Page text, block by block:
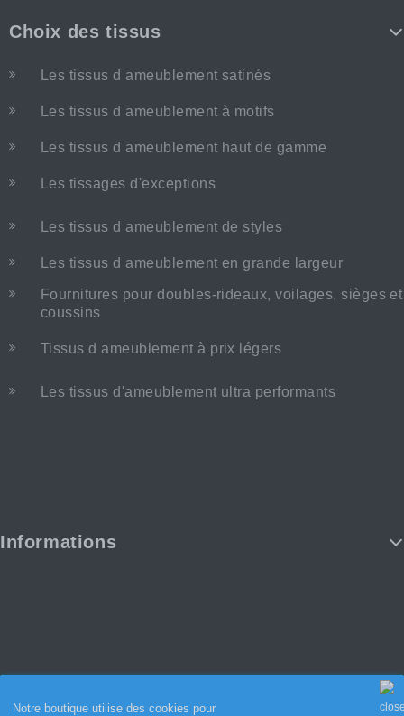
Notre boutique utilise des cookies pour
Choix des tissus
Les tissus d ameublement satinés
Les tissus d ameublement à motifs
Les tissus d ameublement haut de gamme
Les tissages d'exceptions
Les tissus d ameublement de styles
Les tissus d ameublement en grande largeur
Fournitures pour doubles-rideaux, voilages, sièges et
coussins
Tissus d ameublement à prix légers
Les tissus d'ameublement ultra performants
Informations